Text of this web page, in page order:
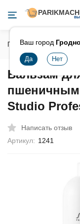
Ваш город Гродно
Главная Косметика
Бальзам
Studio
Написать отзыв
Артикул: 1241